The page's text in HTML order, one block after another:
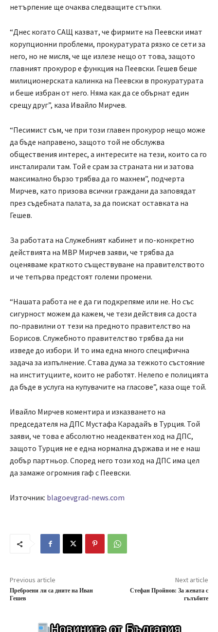
нетърпение ще очаква следващите стъпки.
“Днес когато САЩ казват, че фирмите на Пеевски имат
корупционни проблеми, прокуратурата рязко се сети за
него, но не мисля, че ще излезе нещо от това, защото
главният прокурор е функция на Пеевски. Гешев беше
милиционерската калинка на Пеевски в прокуратурата
и беше избран от него. Няма как да се обърнат един
срещу друг”, каза Ивайло Мирчев.
“Песимист съм, че при този главен прокурор нещо може
да бъде направено, защото той не обслужва
обществения интерес, а интересите на тези, които са го
инсталирали там. Той е срам за страната ни и затова
максимално бързо трябва да го махнем”, подчерта
Мирчев, като призова всички граждани да заповядат
през съдебната палата, за да поискат оставката на
Гешев.
За работата на Служебният кабинет и по-конкретно
действията на МВР Мирчев заяви, че трябва да
оценяваме краткото съществуване на правителството
и че тепърва предстоят големи промени.
“Нашата работа не е да ги подкрепяме или не. Но със
сигурност можем да кажем, че тези действия са доста
по-правилни от тези на предното правителство на
Борисов. Служебното правителство трябва да ни
изведе до избори. И то има една много специфична
задача за изпълнение. Става дума за тежкото състояние
на институциите, които не работят. Нелепо е полицията
да бъде в услуга на купувачите на гласове”, каза още той.
Ивайло Мирчев коментира и изказването на
председателя на ДПС Мустафа Карадайъ в Турция. Той
заяви, че това е абсолютно неадекватен ход на ДПС,
защото Турция не е една нормална държава и не е наш
добър партньор. Според него този ход на ДПС има цел
да замаже огромния гаф с Пеевски.
Източник: blagoevgrad-news.com
Previous article
Преброени ли са дните на Иван
Гешев
Next article
Стефан Пройнов: За жената с
гълъбите
Новините от България